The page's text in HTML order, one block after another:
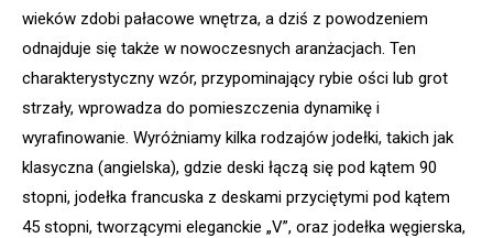
wieków zdobi pałacowe wnętrza, a dziś z powodzeniem
odnajduje się także w nowoczesnych aranżacjach. Ten
charakterystyczny wzór, przypominający rybie ości lub grot
strzały, wprowadza do pomieszczenia dynamikę i
wyrafinowanie. Wyróżniamy kilka rodzajów jodełki, takich jak
klasyczna (angielska), gdzie deski łączą się pod kątem 90
stopni, jodełka francuska z deskami przyciętymi pod kątem
45 stopni, tworzącymi eleganckie „V”, oraz jodełka węgierska,